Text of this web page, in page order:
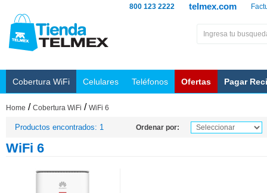
telmex.com
800 123 2222
Cobertura WiFi Celulares Teléfonos Ofertas Pagar
Home / Cobertura WiFi / WiFi 6
Productos encontrados: 1 Ordenar por:
WiFi 6